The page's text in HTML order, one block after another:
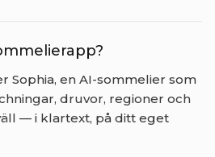
Sophia, en AI-sommelier som
druvor, regioner och
— i klartext, på ditt eget